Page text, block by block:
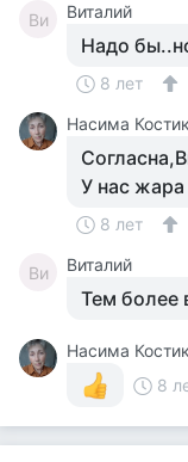
Ви Виталий
Надо
8 лет
Насима
У нас
8 лет
Ви Виталий
Тем более
Насима
8